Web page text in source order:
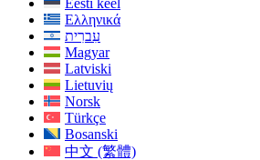
Ελληνικά
עִברִית
Magyar
Latviski
Lietuvių
Norsk
Türkçe
Bosanski
中文 (繁體)